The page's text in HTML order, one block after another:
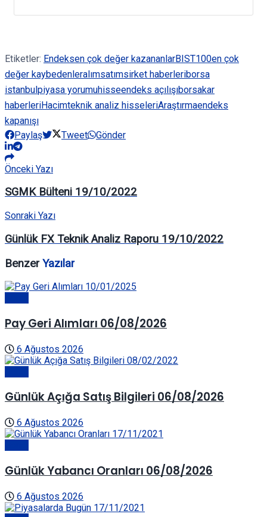
Etiketler: Endeksen çok değer kazananlarBIST100en çok
değer kaybedenleralımsatımsirket haberleriborsa
istanbulpiyasa yorumuhisseendeks açılışıborsakar
haberleriHacimteknik analiz hisseleriAraştırmaendeks
kapanışı
Paylaş
Tweet Gönder
Önceki Yazı
SGMK Bülteni 19/10/2022
Sonraki Yazı
Günlük FX Teknik Analiz Raporu 19/10/2022
BenzerYazılar
Pay Geri Alımları 06/08/2026
6 Ağustos 2026
Günlük Açığa Satış Bilgileri 06/08/2026
6 Ağustos 2026
Günlük Yabancı Oranları 06/08/2026
6 Ağustos 2026